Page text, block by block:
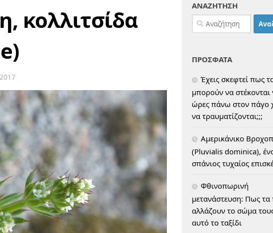
κολλιτσίδα
ΑΝΑΖΗΤΗΣΗ
Αναζήτηση
για:
ΠΡΟΣΦΑΤΑ
Έχεις σκεφτεί πως
μπορούν να στέκονται
ώρες πάνω στον πάγο
να τραυματίζονται;;;
Αμερικάνικο
(Pluvialis dominica),
σπάνιος τυχαίος
Φθινοπωρινή
μετανάστευση: Πως τα
αλλάζουν το σώμα τους
αυτό το ταξίδι